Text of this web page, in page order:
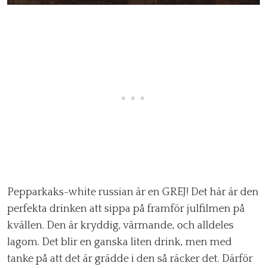
Pepparkaks-white russian är en GREJ! Det här är den
perfekta drinken att sippa på framför julfilmen på
kvällen. Den är kryddig, värmande, och alldeles
lagom. Det blir en ganska liten drink, men med
tanke på att det är grädde i den så räcker det. Därför